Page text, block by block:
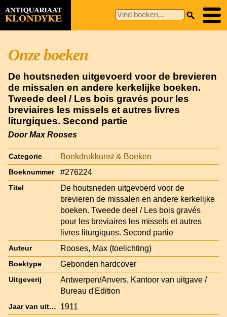
Onze boeken
De houtsneden uitgevoerd voor de brevieren
de missalen en andere kerkelijke boeken.
Tweede deel / Les bois gravés pour les
breviaires les missels et autres livres
liturgiques. Second partie
Door Max Rooses
Categorie Boekdrukkunst & Boeken
Boeknummer #276224
Titel
De houtsneden uitgevoerd voor de
brevieren de missalen en andere kerkelijke
boeken. Tweede deel / Les bois gravés
pour les breviaires les missels et autres
livres liturgiques. Second partie
Auteur Rooses, Max (toelichting)
Boektype Gebonden hardcover
Uitgeverij
Antwerpen/Anvers, Kantoor van uitgave /
Bureau d'Edition
Jaar van uitgave 1911